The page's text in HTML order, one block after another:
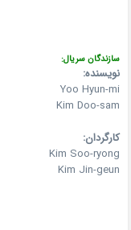
سازندگان سریال:
نویسنده:
Yoo Hyun-mi
Kim Doo-sam
کارگردان:
Kim Soo-ryong
Kim Jin-geun